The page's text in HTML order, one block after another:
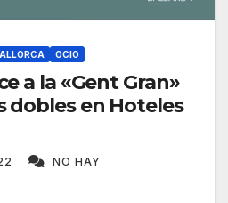
OCIO
a la «Gent Gran»
dobles en Hoteles
NO HAY